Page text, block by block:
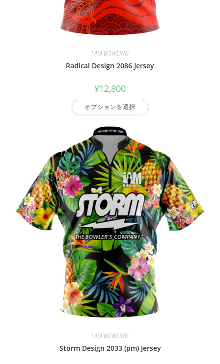
I AM BOWLING
Radical Design 2086 Jersey
¥12,800
オプションを選択
I AM BOWLING
Storm Design 2033 (pm) Jersey